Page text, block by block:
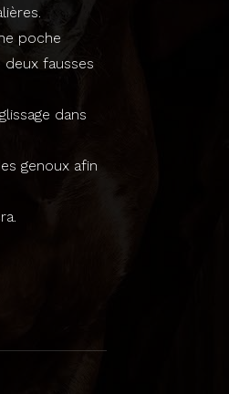
poche
fausses
dans
genoux afin